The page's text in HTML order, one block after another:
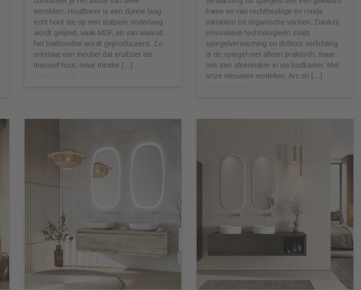
werelden. Houtfineer is een dunne laag
echt hout die op een stabiele onderlaag
wordt gelijmd, vaak MDF, en van waaruit
het badmeubel wordt geproduceerd. Zo
ontstaat een meubel dat eruitziet als
massief hout, maar minder […]
frame en van rechthoekige en ronde
varianten tot organische vormen. Dankzij
innovatieve technologieën zoals
spiegelverwarming en dotless verlichting
is de spiegel niet alleen praktisch, maar
ook een sfeermaker in uw badkamer. Met
onze nieuwste modellen, Arc en […]